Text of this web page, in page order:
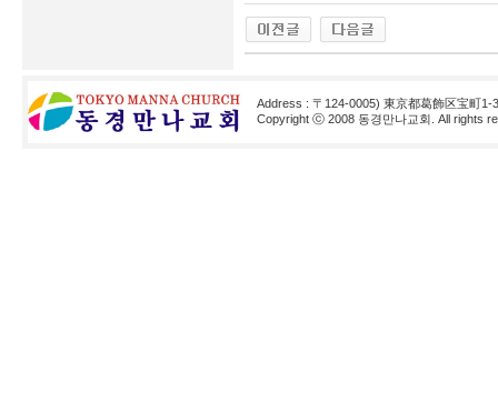
Address : 〒124-0005) 東京都葛飾区宝町1-
Copyright ⓒ 2008 동경만나교회. All rights